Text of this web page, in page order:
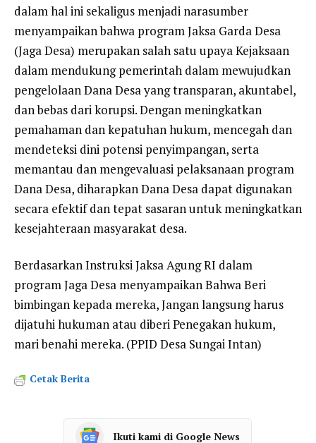
dalam hal ini sekaligus menjadi narasumber
menyampaikan bahwa program Jaksa Garda Desa
(Jaga Desa) merupakan salah satu upaya Kejaksaan
dalam mendukung pemerintah dalam mewujudkan
pengelolaan Dana Desa yang transparan, akuntabel,
dan bebas dari korupsi. Dengan meningkatkan
pemahaman dan kepatuhan hukum, mencegah dan
mendeteksi dini potensi penyimpangan, serta
memantau dan mengevaluasi pelaksanaan program
Dana Desa, diharapkan Dana Desa dapat digunakan
secara efektif dan tepat sasaran untuk meningkatkan
kesejahteraan masyarakat desa.
Berdasarkan Instruksi Jaksa Agung RI dalam
program Jaga Desa menyampaikan Bahwa Beri
bimbingan kepada mereka, Jangan langsung harus
dijatuhi hukuman atau diberi Penegakan hukum,
mari benahi mereka. (PPID Desa Sungai Intan)
Cetak Berita
Ikuti kami di Google News